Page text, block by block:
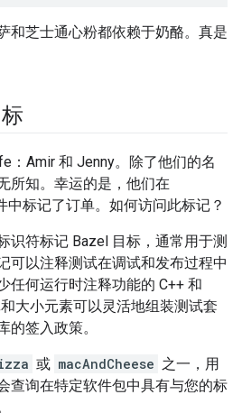
和芝士通心粉都依赖于奶酪。真是
：Amir 和 Jenny。除了他们的名
所知。幸运的是，他们在
中标记了订单。如何访问此标记？
识符标记 Bazel 目标，通常用于测
可以注释测试在调试和发布过程中
任何运行时注释功能的 C++ 和
大小元素可以灵活地组装测试套
的签入政策。
或 macAndCheese 之一，用
查询在特定软件包中具有与您的标